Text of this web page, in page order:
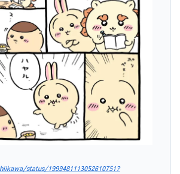
status/1999481113052610751?